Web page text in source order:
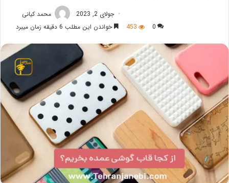
محمد کیانی
جولای 2, 2023
0
453 خواندن این مطلب 6 دقیقه زمان میبرد